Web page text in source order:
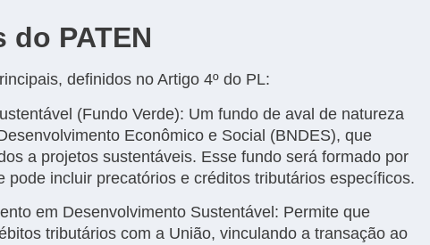
PATEN
definidos no Artigo 4º do PL:
(Fundo Verde): Um fundo de aval de natureza
Econômico e Social (BNDES), que
a projetos sustentáveis. Esse fundo será formado por
incluir precatórios e créditos tributários específicos.
em Desenvolvimento Sustentável: Permite que
tributários com a União, vinculando a transação ao